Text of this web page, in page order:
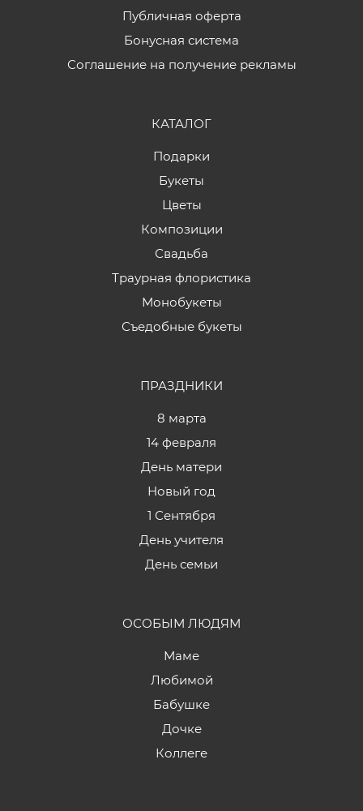
Публичная оферта
Бонусная система
Соглашение на получение рекламы
КАТАЛОГ
Подарки
Букеты
Цветы
Композиции
Свадьба
Траурная флористика
Монобукеты
Съедобные букеты
ПРАЗДНИКИ
8 марта
14 февраля
День матери
Новый год
1 Сентября
День учителя
День семьи
ОСОБЫМ ЛЮДЯМ
Маме
Любимой
Бабушке
Дочке
Коллеге